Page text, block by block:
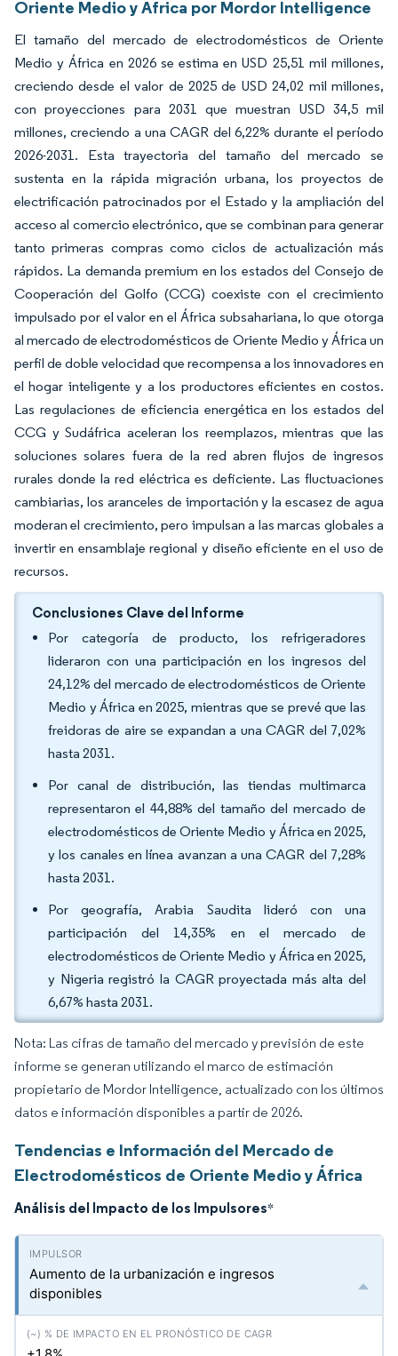
Oriente Medio y África por Mordor Intelligence
El tamaño del mercado de electrodomésticos de Oriente
Medio y África en 2026 se estima en USD 25,51 mil millones,
creciendo desde el valor de 2025 de USD 24,02 mil millones,
con proyecciones para 2031 que muestran USD 34,5 mil
millones, creciendo a una CAGR del 6,22% durante el período
2026-2031. Esta trayectoria del tamaño del mercado se
sustenta en la rápida migración urbana, los proyectos de
electrificación patrocinados por el Estado y la ampliación del
acceso al comercio electrónico, que se combinan para generar
tanto primeras compras como ciclos de actualización más
rápidos. La demanda premium en los estados del Consejo de
Cooperación del Golfo (CCG) coexiste con el crecimiento
impulsado por el valor en el África subsahariana, lo que otorga
al mercado de electrodomésticos de Oriente Medio y África un
perfil de doble velocidad que recompensa a los innovadores en
el hogar inteligente y a los productores eficientes en costos.
Las regulaciones de eficiencia energética en los estados del
CCG y Sudáfrica aceleran los reemplazos, mientras que las
soluciones solares fuera de la red abren flujos de ingresos
rurales donde la red eléctrica es deficiente. Las fluctuaciones
cambiarias, los aranceles de importación y la escasez de agua
moderan el crecimiento, pero impulsan a las marcas globales a
invertir en ensamblaje regional y diseño eficiente en el uso de
recursos.
Conclusiones Clave del Informe
Por categoría de producto, los refrigeradores
lideraron con una participación en los ingresos del
24,12% del mercado de electrodomésticos de Oriente
Medio y África en 2025, mientras que se prevé que las
freidoras de aire se expandan a una CAGR del 7,02%
hasta 2031.
Por canal de distribución, las tiendas multimarca
representaron el 44,88% del tamaño del mercado de
electrodomésticos de Oriente Medio y África en 2025,
y los canales en línea avanzan a una CAGR del 7,28%
hasta 2031.
Por geografía, Arabia Saudita lideró con una
participación del 14,35% en el mercado de
electrodomésticos de Oriente Medio y África en 2025,
y Nigeria registró la CAGR proyectada más alta del
6,67% hasta 2031.
Nota: Las cifras de tamaño del mercado y previsión de este
informe se generan utilizando el marco de estimación
propietario de Mordor Intelligence, actualizado con los últimos
datos e información disponibles a partir de 2026.
Tendencias e Información del Mercado de
Electrodomésticos de Oriente Medio y África
Análisis del Impacto de los Impulsores*
Aumento de la urbanización e ingresos
disponibles